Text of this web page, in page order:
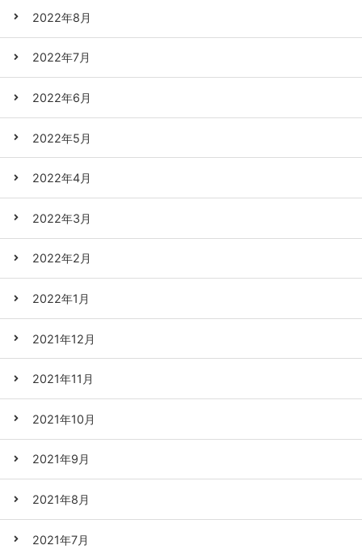
2022年8月
2022年7月
2022年6月
2022年5月
2022年4月
2022年3月
2022年2月
2022年1月
2021年12月
2021年11月
2021年10月
2021年9月
2021年8月
2021年7月